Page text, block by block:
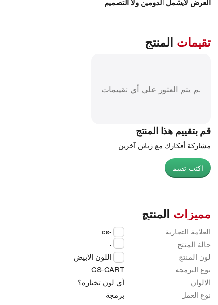
العرض لايشمل الدومين ولا التصميم
تقيمات المنتج
لم يتم العثور على أي تقييمات
قم بتقييم هذا المنتج
مشاركة أفكارك مع زبائن آخرين
اكتب تقييم
مميزات المنتج
العلامة التجارية
cs-cart
حالة المنتج
جديد
لون المنتج
اللون الابيض
نوع البرمجه
CS-CART
الالوان
أي لون تختاره؟
نوع العمل
برمجة